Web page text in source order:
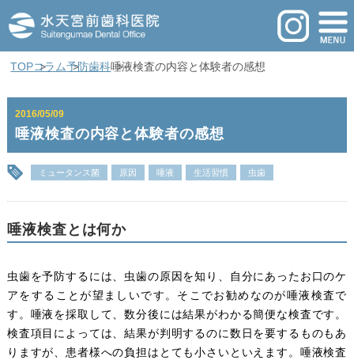
TOPコラム予防歯科唾液検査の内容と体験者の感想
2016/05/09
唾液検査の内容と体験者の感想
ミュータンス菌 原因 唾液 生活習慣 虫歯
唾液検査とは何か
虫歯を予防するには、虫歯の原因を知り、自分にあったお口のケ
アをすることが望ましいです。そこでお勧めなのが唾液検査で
す。唾液を採取して、数分後には結果がわかる簡便な検査です。
検査項目によっては、結果が判明するのに数日を要するものもあ
りますが、患者様への負担はとても小さいといえます。唾液検査